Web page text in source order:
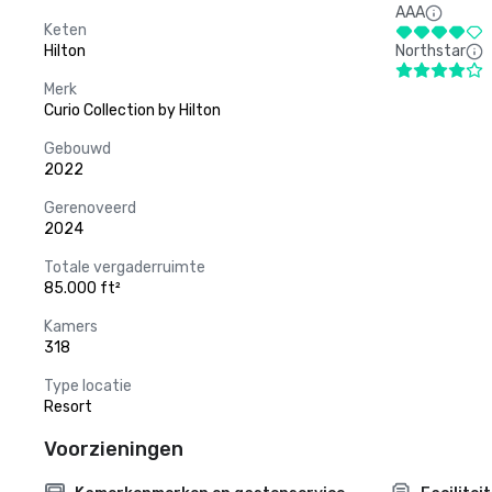
Keten
Hilton
Merk
Curio Collection by Hilton
Gebouwd
2022
Gerenoveerd
2024
Totale vergaderruimte
85.000 ft²
Kamers
318
Type locatie
Resort
AAA
Northstar
Voorzieningen